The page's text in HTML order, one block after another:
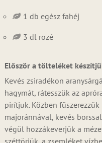
1 db egész fahéj
3 dl rozé
Először a tölteléket
Kevés zsiradékon
hagymát, rátesszük az
pirítjuk. Közben
majoránnával, kevés
végül hozzákeverjük a
széttörjük, a zsemléket